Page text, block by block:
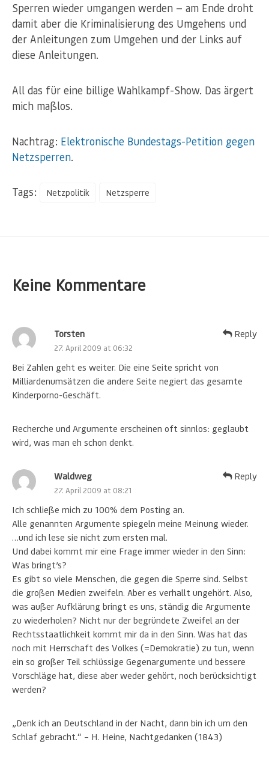
Sperren wieder umgangen werden — am Ende droht
damit aber die Kriminalisierung des Umgehens und
der Anleitungen zum Umgehen und der Links auf
diese Anleitungen.
All das für eine billige Wahlkampf-Show. Das ärgert
mich maßlos.
Nachtrag: Elektronische Bundestags-Petition gegen
Netzsperren.
Tags: Netzpolitik Netzsperre
Keine Kommentare
Torsten
27. April 2009 at 06:32
Bei Zahlen geht es weiter. Die eine Seite spricht von
Milliardenumsätzen die andere Seite negiert das gesamte
Kinderporno-Geschäft.
Recherche und Argumente erscheinen oft sinnlos: geglaubt
wird, was man eh schon denkt.
Reply
Waldweg
27. April 2009 at 08:21
Ich schließe mich zu 100% dem Posting an.
Alle genannten Argumente spiegeln meine Meinung wieder.
…und ich lese sie nicht zum ersten mal.
Und dabei kommt mir eine Frage immer wieder in den Sinn:
Was bringt’s?
Es gibt so viele Menschen, die gegen die Sperre sind. Selbst
die großen Medien zweifeln. Aber es verhallt ungehört. Also,
was außer Aufklärung bringt es uns, ständig die Argumente
zu wiederholen? Nicht nur der begründete Zweifel an der
Rechtsstaatlichkeit kommt mir da in den Sinn. Was hat das
noch mit Herrschaft des Volkes (=Demokratie) zu tun, wenn
ein so großer Teil schlüssige Gegenargumente und bessere
Vorschläge hat, diese aber weder gehört, noch berücksichtigt
werden?
„Denk ich an Deutschland in der Nacht, dann bin ich um den
Schlaf gebracht.“ – H. Heine, Nachtgedanken (1843)
Reply